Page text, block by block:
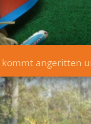
angeritten